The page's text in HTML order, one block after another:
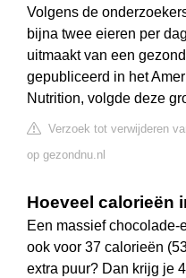
Volgens de
bijna twee eieren per
uitmaakt van een
gepubliceerd in het
Nutrition, volgde deze
Verzoek tot verwijderen
op gezondnu.nl
Hoeveel calorieën
Een massief
ook voor 37 calorieën
extra puur? Dan krijg je